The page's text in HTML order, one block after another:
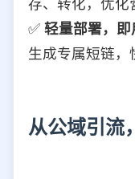
存、转化，优化
✅ 轻量部署，即
生成专属短链，
从公域引流